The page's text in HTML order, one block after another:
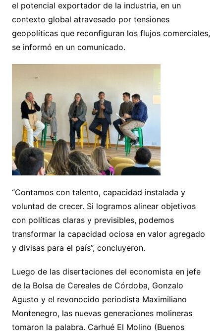
el potencial exportador de la industria, en un
contexto global atravesado por tensiones
geopolíticas que reconfiguran los flujos comerciales,
se informó en un comunicado.
“Contamos con talento, capacidad instalada y
voluntad de crecer. Si logramos alinear objetivos
con políticas claras y previsibles, podemos
transformar la capacidad ociosa en valor agregado
y divisas para el país”, concluyeron.
Luego de las disertaciones del economista en jefe
de la Bolsa de Cereales de Córdoba, Gonzalo
Agusto y el revonocido periodista Maximiliano
Montenegro, las nuevas generaciones molineras
tomaron la palabra. Carhué El Molino (Buenos